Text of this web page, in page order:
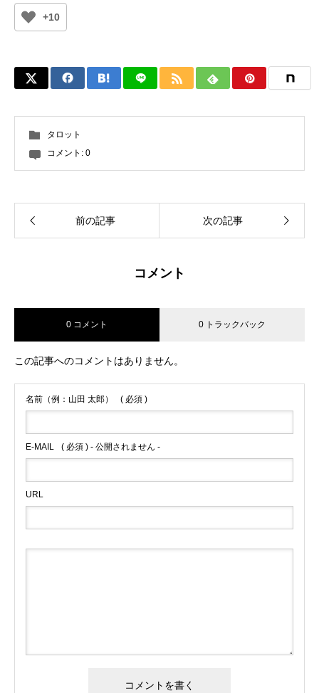
+10
タロット
コメント: 0
前の記事 次の記事
コメント
0 コメント 0 トラックバック
この記事へのコメントはありません。
名前（例：山田 太郎） ( 必須 )
E-MAIL ( 必須 ) - 公開されません -
URL